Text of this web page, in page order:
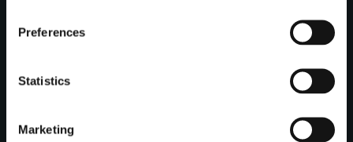
Preferences
Statistics
Marketing